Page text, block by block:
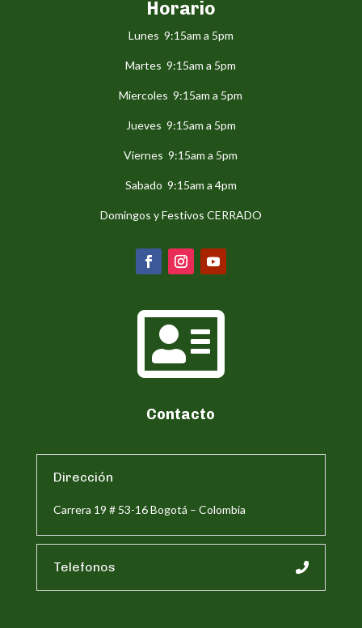
Horario
Lunes 9:15am a 5pm
Martes 9:15am a 5pm
Miercoles 9:15am a 5pm
Jueves 9:15am a 5pm
Viernes 9:15am a 5pm
Sabado 9:15am a 4pm
Domingos y Festivos CERRADO

Contacto
Dirección
Carrera 19 # 53-16 Bogotá – Colombia
Telefonos